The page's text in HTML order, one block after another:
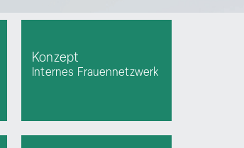
Konzept
Internes Frauennetzwerk